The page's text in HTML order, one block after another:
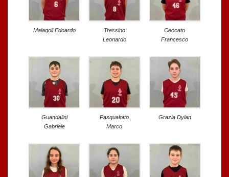
Malagoli Edoardo
Tressino
Leonardo
Ceccato
Francesco
Guandalini
Gabriele
Pasqualotto
Marco
Grazia Dylan